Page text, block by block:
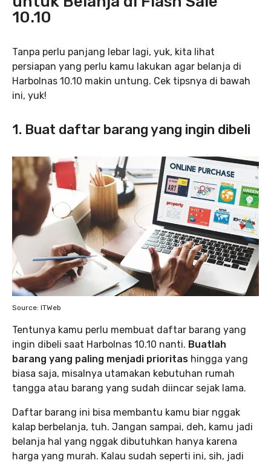
10.10
Tanpa perlu panjang lebar lagi, yuk, kita lihat
persiapan yang perlu kamu lakukan agar belanja di
Harbolnas 10.10 makin untung. Cek tipsnya di bawah
ini, yuk!
1. Buat daftar barang yang ingin dibeli
Source: ITWeb
Tentunya kamu perlu membuat daftar barang yang
ingin dibeli saat Harbolnas 10.10 nanti. Buatlah
barang yang paling menjadi prioritas hingga yang
biasa saja, misalnya utamakan kebutuhan rumah
tangga atau barang yang sudah diincar sejak lama.
Daftar barang ini bisa membantu kamu biar nggak
kalap berbelanja, tuh. Jangan sampai, deh, kamu jadi
belanja hal yang nggak dibutuhkan hanya karena
harga yang murah. Kalau sudah seperti ini, sih, jadi